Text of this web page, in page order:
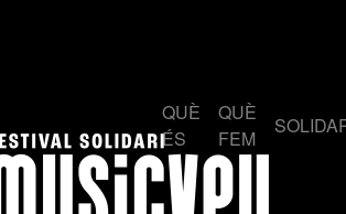
QUÈ
ÉS
QUÈ
FEM